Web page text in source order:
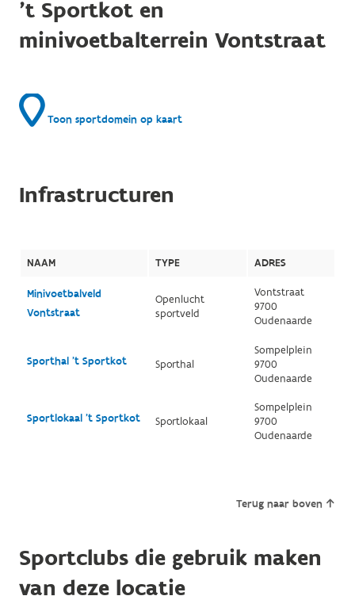
't Sportkot en
minivoetbalterrein Vontstraat
Toon sportdomein op kaart
Infrastructuren
NAAM TYPE ADRES
Minivoetbalveld
Vontstraat
Openlucht
sportveld
Vontstraat
9700
Oudenaarde
Sporthal 't Sportkot Sporthal
Sompelplein
9700
Oudenaarde
Sportlokaal 't Sportkot Sportlokaal
Sompelplein
9700
Oudenaarde
Terug naar boven
Sportclubs die gebruik maken
van deze locatie